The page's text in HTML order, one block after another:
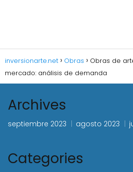
inversionarte.net Obras
Obras de
mercado: análisis de demanda
Archives
septiembre 2023 agosto 2023
Categories